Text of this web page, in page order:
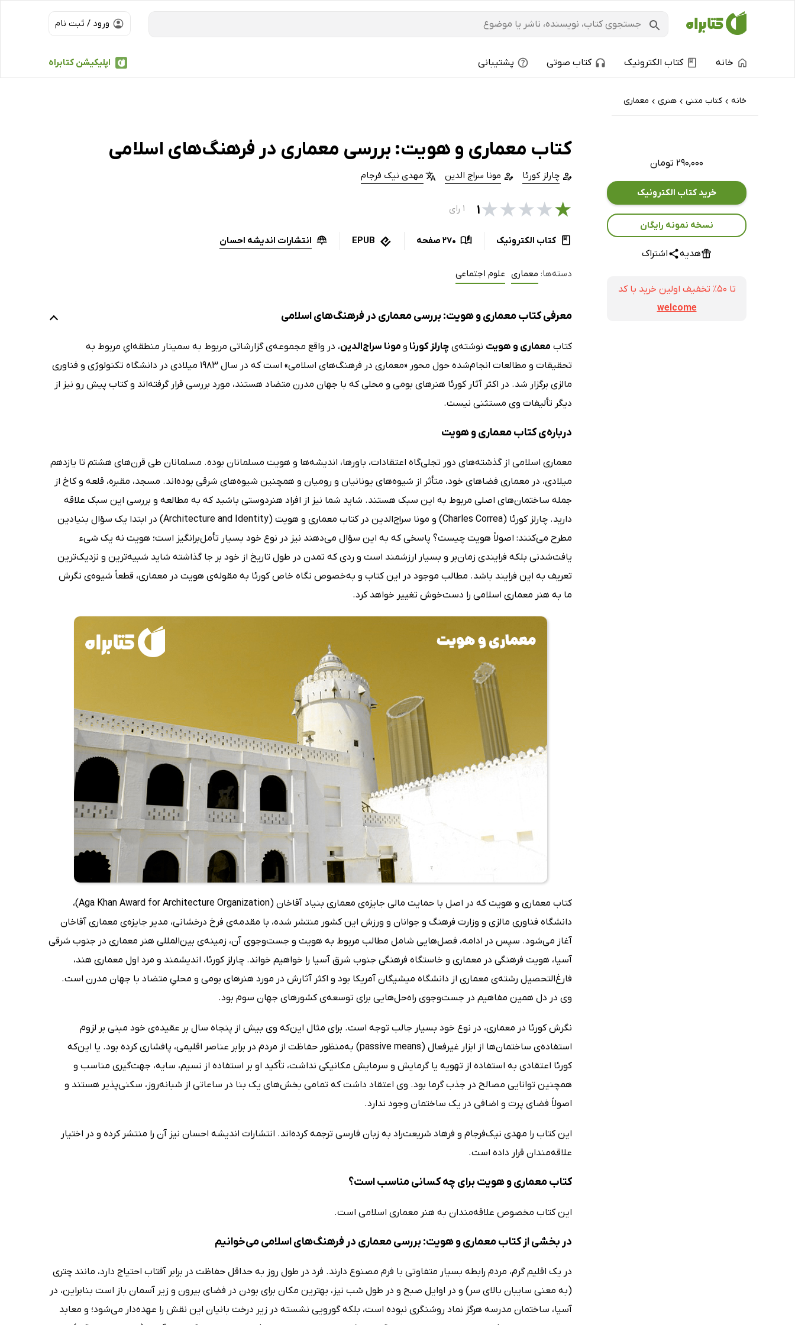
ورود / ثبت نام
اپلیکیشن کتابراه خانه کتاب الکترونیک کتاب صوتی پشتیبانی
خانه › کتاب‌ متنی › هنری › معماری
۲۹۰,۰۰۰ تومان
خرید کتاب الکترونیک
نسخه نمونه رایگان
هدیه اشتراک
تا ۵۰٪ تخفیف اولین خرید با کد
welcome
کتاب معماری و هویت: بررسی معماری در فرهنگ‌های اسلامی
چارلز کورئا مونا سراج الدین مهدی نیک فرجام
★
★
★
★
★۱ ۱ رای
کتاب الکترونیک 270 صفحه EPUB انتشارات اندیشه احسان
دسته‌ها: معماری علوم اجتماعی
معرفی کتاب معماری و هویت: بررسی معماری در فرهنگ‌های اسلامی
کتاب معماری و هویت نوشته‌ی چارلز کورئا و مونا سراج‌الدین، در واقع مجموعه‌ی گزارشاتی مربوط به سمینار منطقه‌ایِ مربوط به
تحقیقات و مطالعات انجام‌شده حول محور «معماری در فرهنگ‌های اسلامی» است که در سال 1983 میلادی در دانشگاه تکنولوژی و فناوری
مالزی برگزار شد. در اکثر آثار کورئا هنرهای بومی و محلی که با جهان مدرن متضاد هستند، مورد بررسی قرار گرفته‌اند و کتاب پیش رو نیز از
دیگر تألیفات وی مستثنی نیست.
درباره‌ی کتاب معماری و هویت
معماری اسلامی از گذشته‌های دور تجلی‌گاه اعتقادات، باورها، اندیشه‌ها و هویت مسلمانان بوده. مسلمانان طی قرن‌های هشتم تا یازدهم
میلادی، در معماری فضاهای خود، متأثر از شیوه‌های یونانیان و رومیان و همچنین شیوه‌های شرقی بوده‌اند. مسجد، مقبره، قلعه و کاخ از
جمله ساختمان‌های اصلی مربوط به این سبک هستند. شاید شما نیز از افراد هنردوستی باشید که به مطالعه و بررسی این سبک علاقه
دارید. چارلز کورئا (Charles Correa) و مونا سراج‌الدین در کتاب معماری و هویت (Architecture and Identity) در ابتدا یک سؤال بنیادین
مطرح می‌کنند: اصولاً هویت چیست؟ پاسخی که به این سؤال می‌دهند نیز در نوع خود بسیار تأمل‌برانگیز است؛ هویت نه یک شیء
یافت‌شدنی بلکه فرایندی زمان‌بر و بسیار ارزشمند است و ردی که تمدن در طول تاریخ از خود بر جا گذاشته شاید شبیه‌ترین و نزدیک‌ترین
تعریف به این فرایند باشد. مطالب موجود در این کتاب و به‌خصوص نگاه خاص کورئا به مقوله‌ی هویت در معماری، قطعاً شیوه‌ی نگرش
ما به هنر معماری اسلامی را دست‌خوش تغییر خواهد کرد.
کتاب معماری و هویت که در اصل با حمایت مالی جایزه‌‌ی معماری بنیاد آقاخان (Aga Khan Award for Architecture Organization)،
دانشگاه فناوری مالزی و وزارت فرهنگ و جوانان و ورزش این کشور منتشر شده، با مقدمه‌ی فرخ درخشانی، مدیر جایزه‌ی معماری آقاخان
آغاز می‌شود. سپس در ادامه، فصل‌هایی شامل مطالب مربوط به هویت و جست‌وجوی آن، زمینه‌ی بین‌المللی هنر معماری در جنوب شرقی
آسیا، هویت فرهنگی در معماری و خاستگاه فرهنگی جنوب شرق آسیا را خواهیم خواند. چارلز کورئا، اندیشمند و مرد اول معماری هند،
فارغ‌التحصیل رشته‌ی معماری از دانشگاه میشیگان آمریکا بود و اکثر آثارش در مورد هنرهای بومی و محلیِ متضاد با جهان مدرن است.
وی در دل همین مفاهیم در جست‌وجوی راه‌حل‌هایی برای توسعه‌ی کشورهای جهان سوم بود.
نگرش کورئا در معماری، در نوع خود بسیار جالب توجه است. برای مثال این‌که وی بیش از پنجاه سال بر عقیده‌ی خود مبنی بر لزوم
استفاده‌ی ساختمان‌ها از ابزار غیرفعال (passive means) به‌منظور حفاظت از مردم در برابر عناصر اقلیمی، پافشاری کرده بود. یا این‌که
کورئا اعتقادی به استفاده از تهویه یا گرمایش و سرمایش مکانیکی نداشت، تأکید او بر استفاده از نسیم، سایه، جهت‌گیری مناسب و
همچنین توانایی مصالح در جذب گرما بود. وی اعتقاد داشت که تمامی بخش‌های یک بنا در ساعاتی از شبانه‌روز، سکنی‌پذیر هستند و
اصولاً فضای پرت و اضافی در یک ساختمان وجود ندارد.
این کتاب را مهدی نیک‌فرجام و فرهاد شریعت‌راد به زبان فارسی ترجمه کرده‌اند. انتشارات اندیشه احسان نیز آن را منتشر کرده و در اختیار
علاقه‌مندان قرار داده است.
کتاب معماری و هویت برای چه کسانی مناسب است؟
این کتاب مخصوص علاقه‌مندان به هنر معماری اسلامی است.
در بخشی از کتاب معماری و هویت: بررسی معماری در فرهنگ‌های اسلامی می‌خوانیم
در یک اقلیم گرم، مردم رابطه بسیار متفاوتی با فرم مصنوع دارند. فرد در طول روز به حداقل حفاظت در برابر آفتاب احتیاج دارد، مانند چتری
(به معنی سایبان بالای سر) و در اوایل صبح و در طول شب نیز، بهترین مکان برای بودن در فضای بیرون و زیر آسمان باز است بنابراین، در
آسیا، ساختمان مدرسه هرگز نماد روشنگری نبوده است، بلکه گورویی نشسته در زیر درخت بانیان این نقش را عهده‌دار می‌شود؛ و معابد